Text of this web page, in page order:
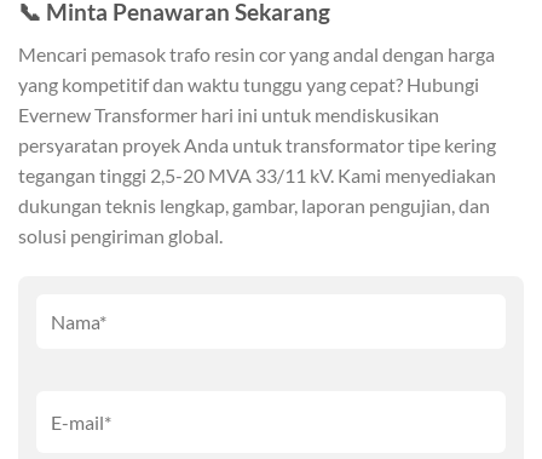
📞 Minta Penawaran Sekarang
Mencari pemasok trafo resin cor yang andal dengan harga
yang kompetitif dan waktu tunggu yang cepat? Hubungi
Evernew Transformer hari ini untuk mendiskusikan
persyaratan proyek Anda untuk transformator tipe kering
tegangan tinggi 2,5-20 MVA 33/11 kV. Kami menyediakan
dukungan teknis lengkap, gambar, laporan pengujian, dan
solusi pengiriman global.